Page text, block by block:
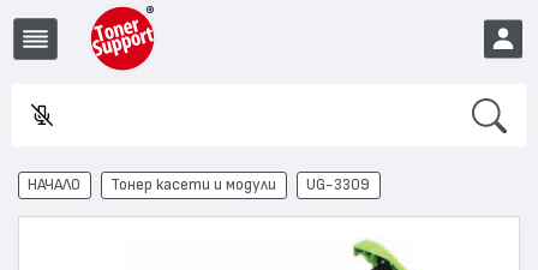
EUR
НАЧАЛО Тонер касети и модули UG-3309